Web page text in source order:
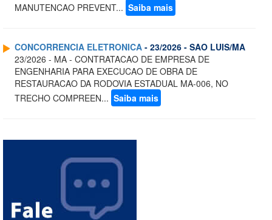
MANUTENCAO PREVENT... Saiba mais
CONCORRENCIA ELETRONICA - 23/2026 - SAO LUIS/MA
23/2026 - MA - CONTRATACAO DE EMPRESA DE
ENGENHARIA PARA EXECUCAO DE OBRA DE
RESTAURACAO DA RODOVIA ESTADUAL MA-006, NO
TRECHO COMPREEN... Saiba mais